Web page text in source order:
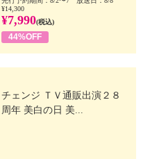
¥14,300
¥7,990(税込)
44%OFF
チェンジ ＴＶ通販出演２８
周年 美白の日 美...